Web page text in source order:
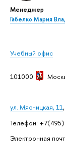
Менеджер
Габелко Мария
Учебный офис
101000
ул. Мясницкая, 11
Телефон:
Электронная